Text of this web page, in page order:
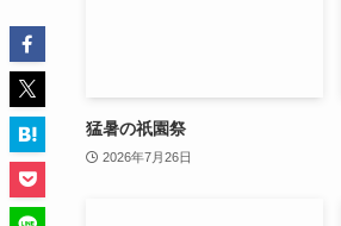
猛暑の祇園祭
2026年7月26日